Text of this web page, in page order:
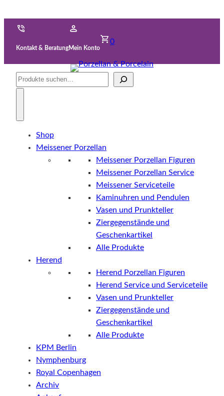
Kontakt & BeratungMein Konto
0
Suche
Shop
Meissener Porzellan
Meissener Porzellan Figuren
Meissener Porzellan Service
Meissener Serviceteile
Kaminuhren und Pendulen
Vasen und Prunkteller
Ziergegenstände und
Geschenkartikel
Alle Produkte
Herend
Herend Porzellan Figuren
Herend Service und Serviceteile
Vasen und Prunkteller
Ziergegenstände und
Geschenkartikel
Alle Produkte
KPM Berlin
Nymphenburg
Royal Copenhagen
Archiv